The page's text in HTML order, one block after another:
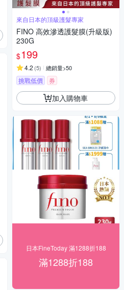
來自日本的頂級護髮專家
FINO 高效滲透護髮膜(升級版)
230G
$199
4.2 (5) 總銷量>50
挑戰低價 券
加入購物車
日本FineToday 滿1288折188
滿1288折188